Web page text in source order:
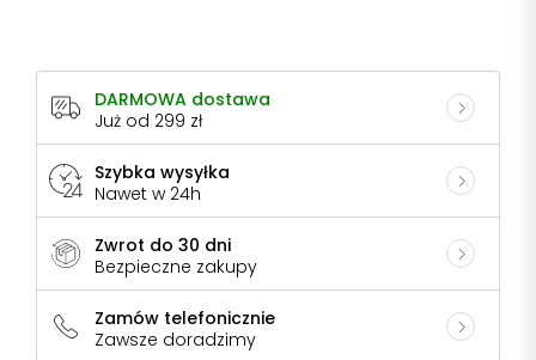
DARMOWA dostawa
Już od 299 zł
Szybka wysyłka
Nawet w 24h
Zwrot do 30 dni
Bezpieczne zakupy
Zamów telefonicznie
Zawsze doradzimy